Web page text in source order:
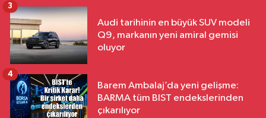
Audi tarihinin en büyük SUV modeli
Q9, markanın yeni amiral gemisi
oluyor
3
Barem Ambalaj’da yeni gelişme:
BARMA tüm BIST endekslerinden
çıkarılıyor
4